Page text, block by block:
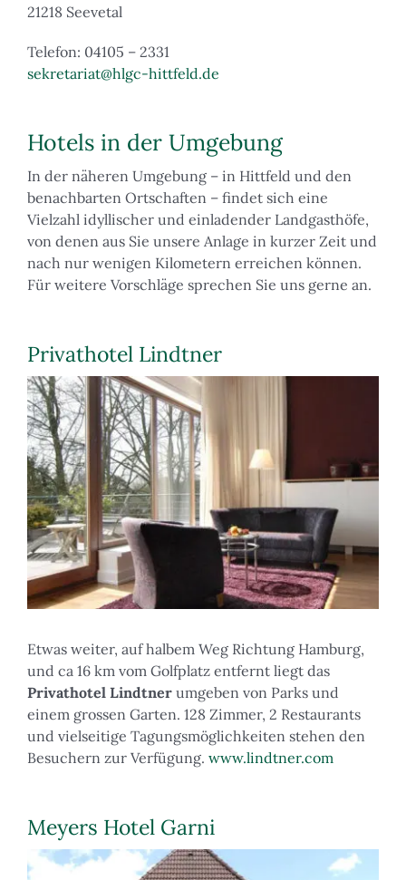
21218 Seevetal
Telefon: 04105 – 2331
sekretariat@hlgc-hittfeld.de
Hotels in der Umgebung
In der näheren Umgebung – in Hittfeld und den
benachbarten Ortschaften – findet sich eine
Vielzahl idyllischer und einladender Landgasthöfe,
von denen aus Sie unsere Anlage in kurzer Zeit und
nach nur wenigen Kilometern erreichen können.
Für weitere Vorschläge sprechen Sie uns gerne an.
Privathotel Lindtner
Etwas weiter, auf halbem Weg Richtung Hamburg,
und ca 16 km vom Golfplatz entfernt liegt das
Privathotel Lindtnerumgeben von Parks und
einem grossen Garten. 128 Zimmer, 2 Restaurants
und vielseitige Tagungsmöglichkeiten stehen den
Besuchern zur Verfügung. www.lindtner.com
Meyers Hotel Garni